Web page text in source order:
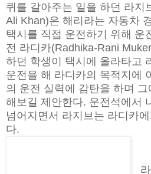
퀴를 갈아주는 일을 하던 라지
Ali Khan)은 해리라는 자동차
택시를 직접 운전하기 위해 운
전 라디카(Radhika-Rani
하던 학생이 택시에 올라타고
운전을 해 라디카의 목적지에
의 운전 실력에 감탄을 하며
해보길 제안한다. 운전석에서
넘어지면서 라지브는 라디카
다.